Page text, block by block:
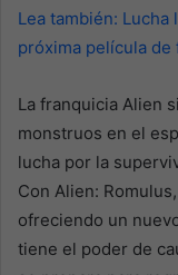
Lea también:
próxima película de
La franquicia Alien
monstruos en el
lucha por la
Con Alien:
ofreciendo un
tiene el poder de